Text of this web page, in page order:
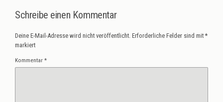
Schreibe einen Kommentar
Deine E-Mail-Adresse wird nicht veröffentlicht. Erforderliche Felder sind mit *
markiert
Kommentar *